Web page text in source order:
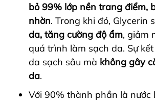
bỏ 99% lớp nền trang điểm,
nhờn. Trong khi đó, Glycerin
da, tăng cường độ ẩm, giảm
quá trình làm sạch da. Sự
da sạch sâu mà không gây
da.
Với 90% thành phần là nước